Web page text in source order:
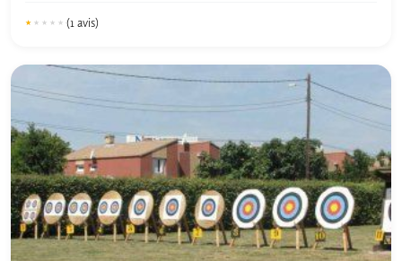
★★★★★
★★★★★ (1 avis)